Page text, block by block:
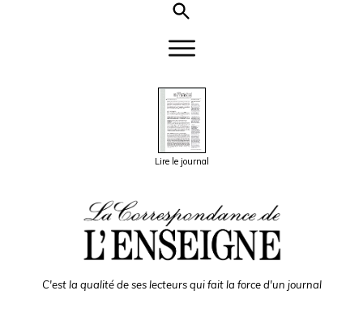
Lire le journal
C'est la qualité de ses lecteurs qui fait la force d'un journal